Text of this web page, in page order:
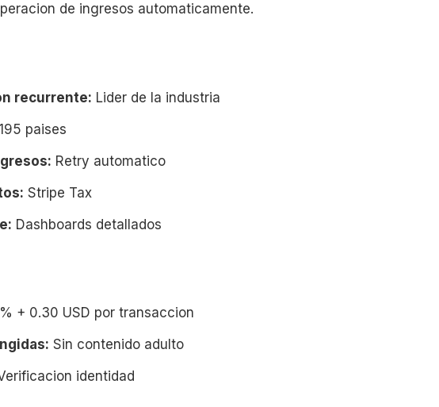
de ingresos automaticamente.
recurrente: Lider de la industria
195 paises
Retry automatico
Stripe Tax
Dashboards detallados
+ 0.30 USD por transaccion
Sin contenido adulto
identidad